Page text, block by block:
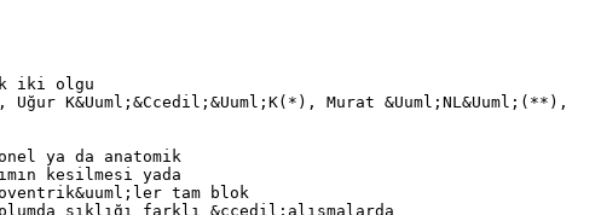
iki olgu
K&Uuml;&Ccedil;&Uuml;K(*), Murat &Uuml;NL&Uuml;(**),
ya da anatomik
kesilmesi yada
tam blok
sıklığı farklı &ccedil;alışmalarda